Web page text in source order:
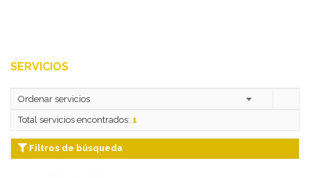
SERVICIOS
Total servicios encontrados: 1
Filtros de búsqueda